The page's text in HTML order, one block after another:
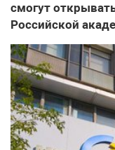
смогут
Российской